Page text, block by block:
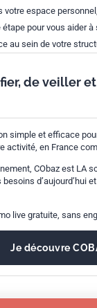
votre espace
pour vous aider
au sein de votre
de veiller
simple et efficace
activité, en France
CObaz est LA
d’aujourd’hui
live gratuite, sans
Je découvre